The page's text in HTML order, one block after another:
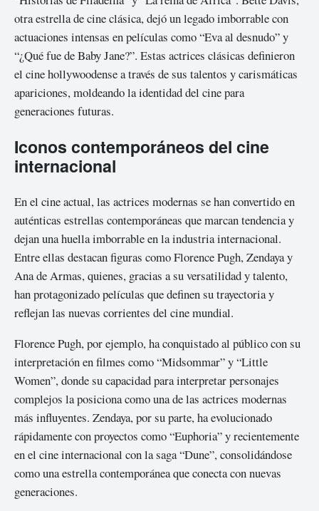
otra estrella de cine clásica, dejó un legado imborrable con
actuaciones intensas en películas como “Eva al desnudo” y
“¿Qué fue de Baby Jane?”. Estas actrices clásicas definieron
el cine hollywoodense a través de sus talentos y carismáticas
apariciones, moldeando la identidad del cine para
generaciones futuras.
Iconos contemporáneos del cine
internacional
En el cine actual, las actrices modernas se han convertido en
auténticas estrellas contemporáneas que marcan tendencia y
dejan una huella imborrable en la industria internacional.
Entre ellas destacan figuras como Florence Pugh, Zendaya y
Ana de Armas, quienes, gracias a su versatilidad y talento,
han protagonizado películas que definen su trayectoria y
reflejan las nuevas corrientes del cine mundial.
Florence Pugh, por ejemplo, ha conquistado al público con su
interpretación en filmes como “Midsommar” y “Little
Women”, donde su capacidad para interpretar personajes
complejos la posiciona como una de las actrices modernas
más influyentes. Zendaya, por su parte, ha evolucionado
rápidamente con proyectos como “Euphoria” y recientemente
en el cine internacional con la saga “Dune”, consolidándose
como una estrella contemporánea que conecta con nuevas
generaciones.